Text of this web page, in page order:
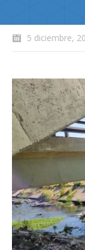
5 diciembre,